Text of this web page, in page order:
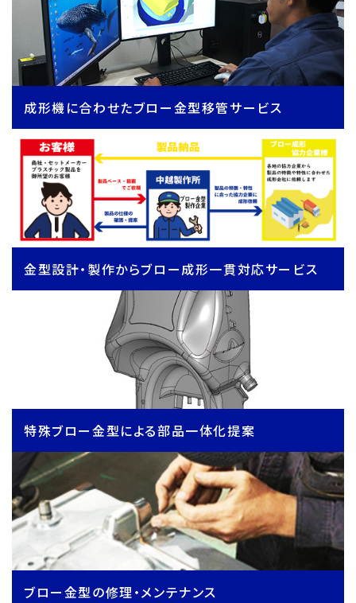
成形機に合わせたブロー金型移管サービス
金型設計・製作からブロー成形一貫対応サービス
特殊ブロー金型による部品一体化提案
ブロー金型の修理・メンテナンス